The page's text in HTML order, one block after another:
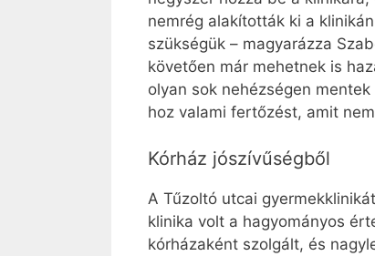
nemrég alakították ki a
szükségük – magyarázza
követően már mehetnek is
olyan sok nehézségen
hoz valami fertőzést, amit
Kórház jószívűségből
A Tűzoltó utcai
klinika volt a hagyományos
kórházaként szolgált, és